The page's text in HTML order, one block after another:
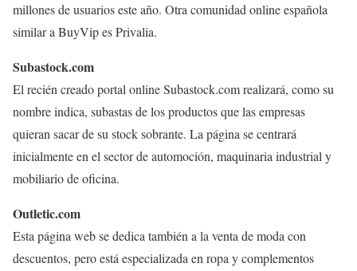
millones de usuarios este año. Otra comunidad online española
similar a BuyVip es Privalia.
Subastock.com
El recién creado portal online Subastock.com realizará, como su
nombre indica, subastas de los productos que las empresas
quieran sacar de su stock sobrante. La página se centrará
inicialmente en el sector de automoción, maquinaria industrial y
mobiliario de oficina.
Outletic.com
Esta página web se dedica también a la venta de moda con
descuentos, pero está especializada en ropa y complementos